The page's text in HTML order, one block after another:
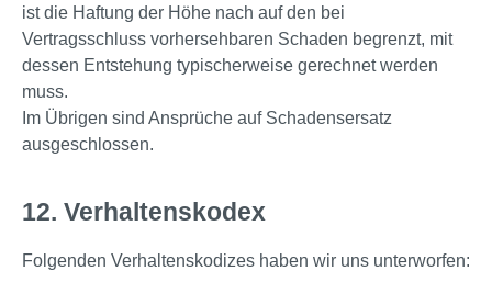
ist die Haftung der Höhe nach auf den bei
Vertragsschluss vorhersehbaren Schaden begrenzt, mit
dessen Entstehung typischerweise gerechnet werden
muss.
Im Übrigen sind Ansprüche auf Schadensersatz
ausgeschlossen.
12. Verhaltenskodex
Folgenden Verhaltenskodizes haben wir uns unterworfen: